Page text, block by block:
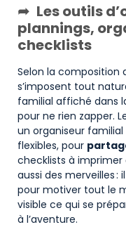
Les outils
plannings,
checklists
Selon la composition
s’imposent tout
familial affiché dans
pour ne rien zapper.
un organiseur
flexibles, pour
checklists à
aussi des merveilles :
pour motiver tout le
visible ce qui se
à l’aventure.